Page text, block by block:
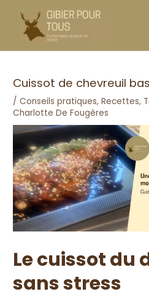
contenu
Cuissot de chevreuil
/Conseils pratiques,Recettes,
Charlotte De Fougères
Le cuissot du
sans stress